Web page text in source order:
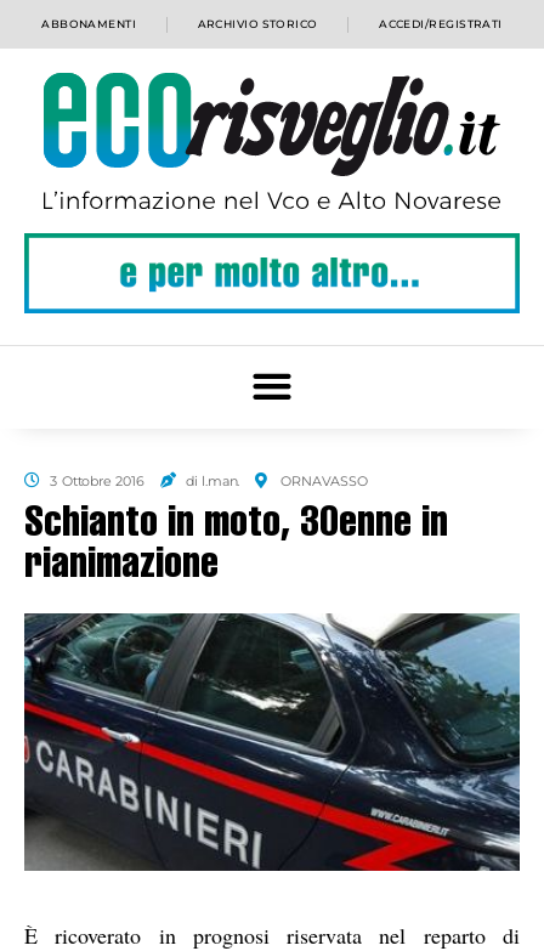
ABBONAMENTI ARCHIVIO STORICO ACCEDI/REGISTRATI
3 Ottobre 2016 di l.man. ORNAVASSO
Schianto in moto, 30enne in
rianimazione
È ricoverato in prognosi riservata nel reparto di